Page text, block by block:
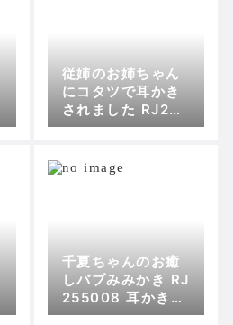
従姉のお姉ちゃん
にコタツで耳かき
されました RJ248
806 耳かき工房の
千夏ちゃんのお癒
しバブみみかき RJ
255008 耳かき工
房の傾向